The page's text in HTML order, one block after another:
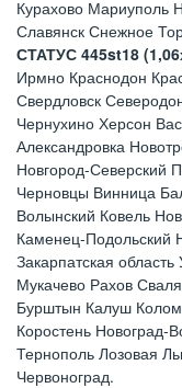
Курахово Мариуполь
Славянск Снежное
СТАТУС 445st18
Ирмно Краснодон
Свердловск
Чернухино Херсон
Александровка
Новгород-Северский
Черновцы Винница
Волынский Ковель
Каменец-Подольский
Закарпатская
Мукачево Рахов
Бурштын Калуш
Коростень Новоград-
Тернополь Лозовая
Червоноград.